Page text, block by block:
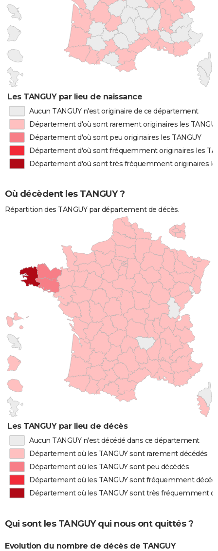
Les TANGUY par lieu de naissance
Aucun TANGUY n'est originaire de ce département
Département d'où sont rarement originaires les
Département d'où sont peu originaires les TANGUY
Département d'où sont fréquemment originaires les
Département d'où sont très fréquemment originaires
Où décèdent les TANGUY ?
Répartition des TANGUY par département de décès.
Les TANGUY par lieu de décès
Aucun TANGUY n'est décédé dans ce département
Département où les TANGUY sont rarement décédés
Département où les TANGUY sont peu décédés
Département où les TANGUY sont fréquemment
Département où les TANGUY sont très fréquemment
Qui sont les TANGUY qui nous ont quittés ?
Evolution du nombre de décès de TANGUY